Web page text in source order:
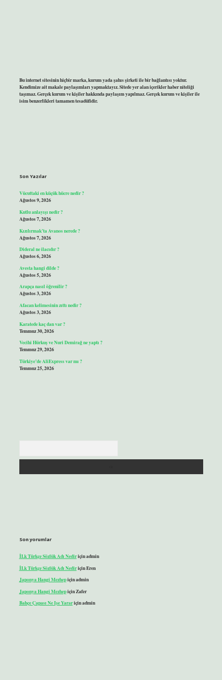
Bu internet sitesinin hiçbir marka, kurum yada şahıs şirketi ile bir bağlantısı yoktur.
Kendimize ait makale paylaşımları yapmaktayız. Sitede yer alan içerikler haber niteliği
taşımaz. Gerçek kurum ve kişiler hakkında paylaşım yapılmaz. Gerçek kurum ve kişiler ile
isim benzerlikleri tamamen tesadüfidir.
Son Yazılar
Vücuttaki en küçük hücre nedir ?
Ağustos 9, 2026
Kutlu anlayışı nedir ?
Ağustos 7, 2026
Kızılırmak’ta Avanos nerede ?
Ağustos 7, 2026
Dideral ne ilacıdır ?
Ağustos 6, 2026
Avesta hangi dilde ?
Ağustos 5, 2026
Arapça nasıl öğrenilir ?
Ağustos 3, 2026
Afacan kelimesinin zıttı nedir ?
Ağustos 3, 2026
Karatede kaç dan var ?
Temmuz 30, 2026
Vecihi Hürkuş ve Nuri Demirağ ne yaptı ?
Temmuz 29, 2026
Türkiye’de AliExpress var mı ?
Temmuz 25, 2026
Son yorumlar
İLk Türkçe Sözlük Adı Nediriçinadmin
İLk Türkçe Sözlük Adı NediriçinEren
Japonya Hangi Mezhepiçinadmin
Japonya Hangi MezhepiçinZafer
Bahçe Çapası Ne Işe Yarariçinadmin